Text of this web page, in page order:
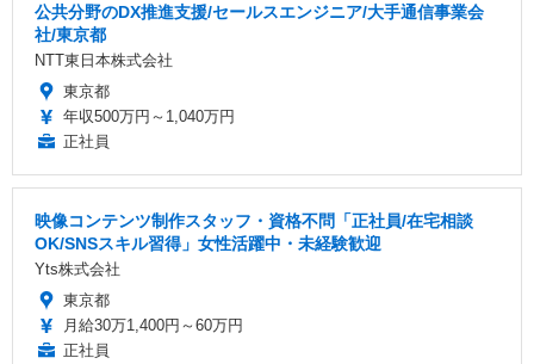
公共分野のDX推進支援/セールスエンジニア/大手通信事業会
社/東京都
NTT東日本株式会社
東京都
年収500万円～1,040万円
正社員
映像コンテンツ制作スタッフ・資格不問「正社員/在宅相談
OK/SNSスキル習得」女性活躍中・未経験歓迎
Yts株式会社
東京都
月給30万1,400円～60万円
正社員